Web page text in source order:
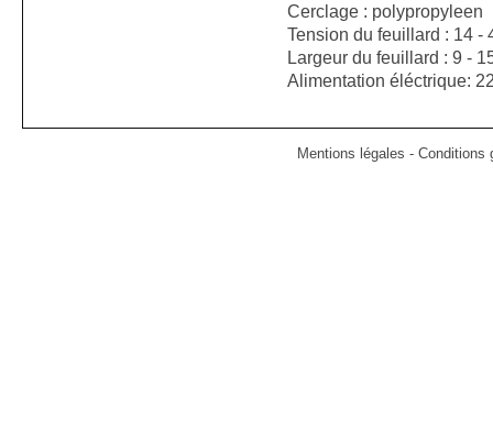
Cerclage : polypropyleen
Tension du feuillard : 14 -
Largeur du feuillard : 9 -
Alimentation éléctrique:
Mentions légales - Conditions